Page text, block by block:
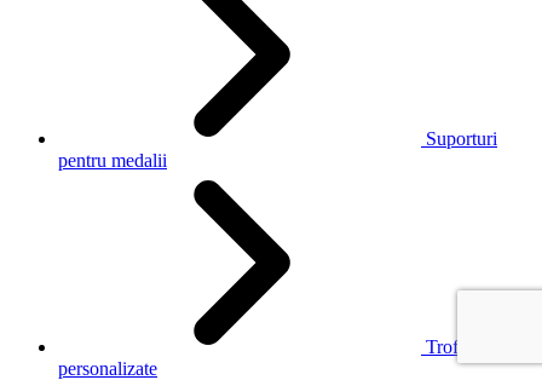
Suporturi
pentru medalii
Trofee
personalizate